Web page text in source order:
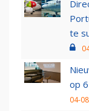
te
op
04-